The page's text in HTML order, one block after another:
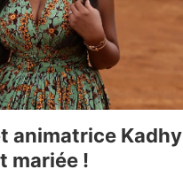
animatrice Kadhy
mariée !